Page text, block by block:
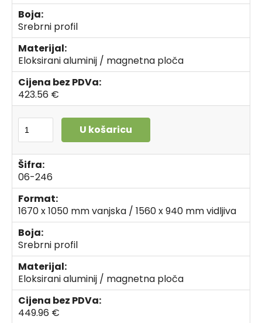
Boja:
Srebrni profil
Materijal:
Eloksirani aluminij / magnetna ploča
Cijena bez PDVa:
423.56 €
U košaricu
Šifra:
06-246
Format:
1670 x 1050 mm vanjska / 1560 x 940 mm vidljiva
Boja:
Srebrni profil
Materijal:
Eloksirani aluminij / magnetna ploča
Cijena bez PDVa:
449.96 €